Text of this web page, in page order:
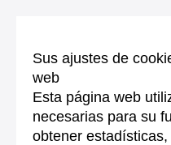
Sus ajustes de
web
Esta página web
necesarias para su
obtener